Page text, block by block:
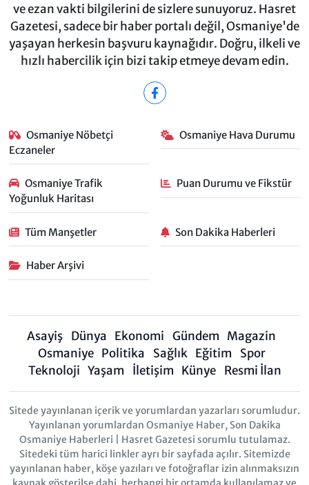
ve ezan vakti bilgilerini de sizlere sunuyoruz. Hasret
Gazetesi, sadece bir haber portalı değil, Osmaniye'de
yaşayan herkesin başvuru kaynağıdır. Doğru, ilkeli ve
hızlı habercilik için bizi takip etmeye devam edin.
Osmaniye Nöbetçi
Eczaneler
Osmaniye Hava Durumu
Osmaniye Trafik
Yoğunluk Haritası
Puan Durumu ve Fikstür
Tüm Manşetler Son Dakika Haberleri
Haber Arşivi
Asayiş Dünya Ekonomi Gündem Magazin
Osmaniye Politika Sağlık Eğitim
Spor
Teknoloji Yaşam İletişim Künye Resmi İlan
Sitede yayınlanan içerik ve yorumlardan yazarları sorumludur.
Yayınlanan yorumlardan Osmaniye Haber, Son Dakika
Osmaniye Haberleri | Hasret Gazetesi sorumlu tutulamaz.
Sitedeki tüm harici linkler ayrı bir sayfada açılır. Sitemizde
yayınlanan haber, köşe yazıları ve fotoğraflar izin alınmaksızın